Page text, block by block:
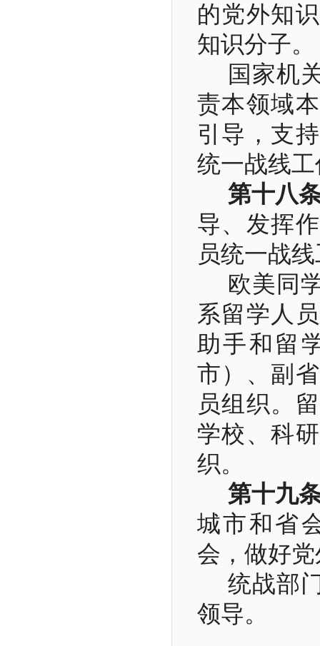
的党外知
知识分子。
国家机
责本领域
引导，支
统一战线
第十八
导、发挥
员统一战
欧美同
系留学人
助手和留
市）、副
员组织。
学校、科
织。
第十九
城市和省
会，做好
统战部
领导。